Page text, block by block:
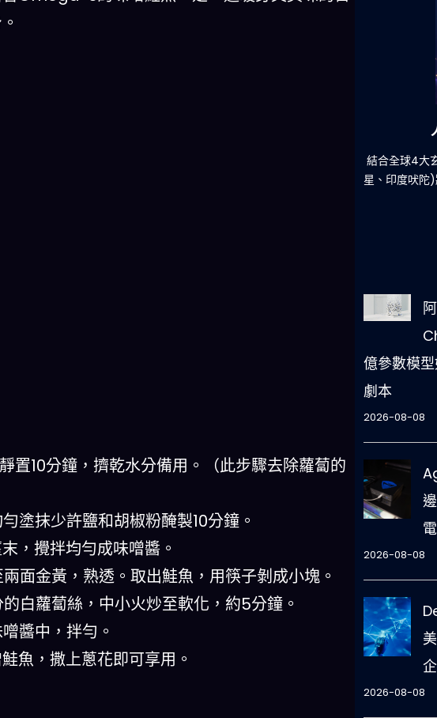
置10分鐘，擠乾水分備用。（此步驟去除蘿蔔的
塗抹少許鹽和胡椒粉醃製10分鐘。
，攪拌均勻成味噌醬。
面金黃，熟透。取出鮭魚，用筷子剝成小塊。
白蘿蔔絲，中小火炒至軟化，約5分鐘。
醬中，拌勻。
魚，撒上蔥花即可享用。
星、印度吠陀)將你的天賦以被動技能呈現！簡單易懂!
減少
億參數模
劇本
2026-08-08
2026-08-08
2026-08-08